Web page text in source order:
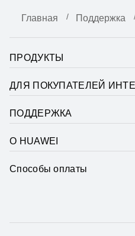
Главная Поддержка
ПРОДУКТЫ
ДЛЯ ПОКУПАТЕЛЕЙ
ПОДДЕРЖКА
О HUAWEI
Способы оплаты